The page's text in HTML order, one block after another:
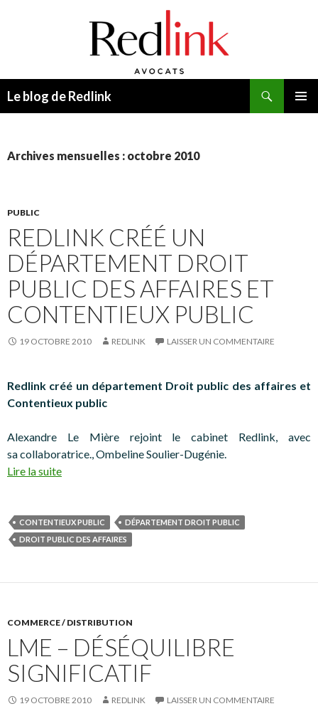
Le blog de Redlink
Archives mensuelles : octobre 2010
PUBLIC
REDLINK CRÉÉ UN
DÉPARTEMENT DROIT
PUBLIC DES AFFAIRES ET
CONTENTIEUX PUBLIC
19 OCTOBRE 2010 REDLINK LAISSER UN COMMENTAIRE
Redlink créé un département Droit public des affaires et
Contentieux public
Alexandre Le Mière rejoint le cabinet Redlink, avec
sa collaboratrice., Ombeline Soulier-Dugénie.
Lire la suite
CONTENTIEUX PUBLIC
DÉPARTEMENT DROIT PUBLIC
DROIT PUBLIC DES AFFAIRES
COMMERCE / DISTRIBUTION
LME – DÉSÉQUILIBRE
SIGNIFICATIF
19 OCTOBRE 2010 REDLINK LAISSER UN COMMENTAIRE